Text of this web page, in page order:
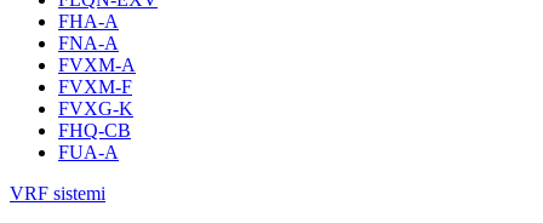
FHA-A
FNA-A
FVXM-A
FVXM-F
FVXG-K
FHQ-CB
FUA-A
VRF sistemi